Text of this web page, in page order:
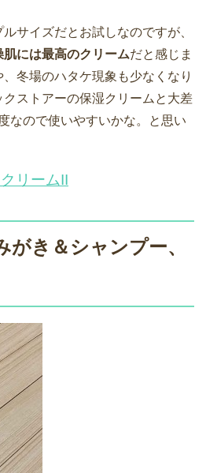
サイズだとお試しなのですが、
肌には最高のクリームだと感じま
冬場のハタケ現象も少なくなり
ストアーの保湿クリームと大差
なので使いやすいかな。と思い
リームII
き＆シャンプー、